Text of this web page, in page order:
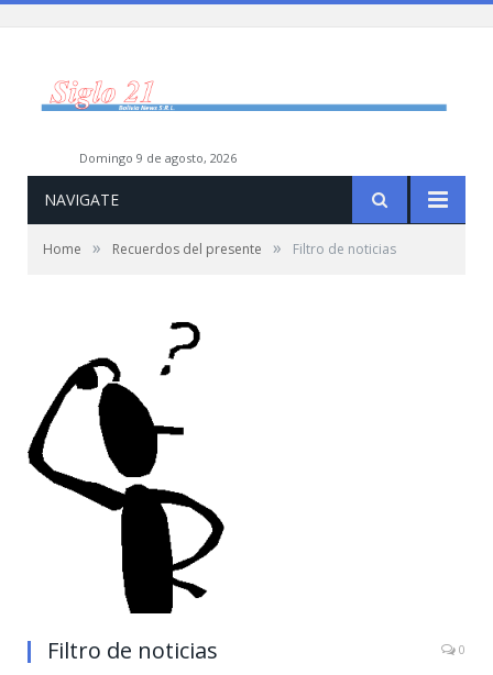
domingo 9 de agosto, 2026
NAVIGATE
Home » Recuerdos del presente » Filtro de noticias
Filtro de noticias 0